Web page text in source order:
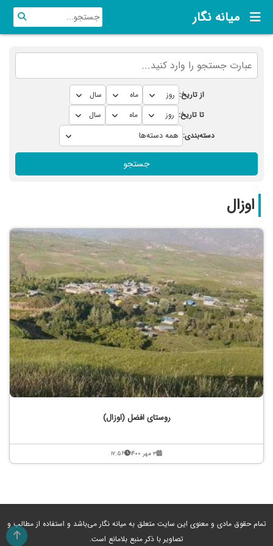
میانه نگار
از تاریخ:
تا تاریخ:
دسته‌بندی:
جستجو
اوزال
روستای افضل (اوزال)
۳ مهر ۱۴۰۰ ۱۷:۵۶
تمام حقوق مادی و معنوی این سایت متعلق به میانه نگار می‌باشد و استفاده از مطالب و
تصاویر با ذکر منبع بلامانع است.